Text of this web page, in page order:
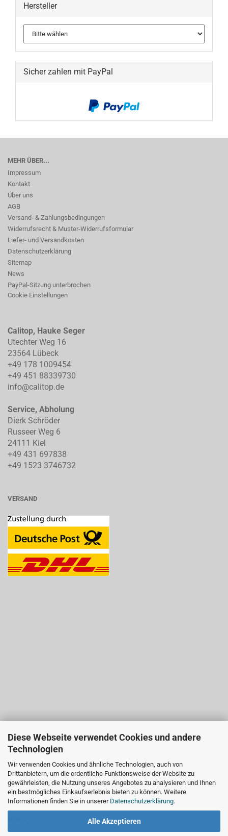
Diese Webseite verwendet Cookies und andere
Technologien
Wir verwenden Cookies und ähnliche Technologien, auch von
Drittanbietern, um die ordentliche Funktionsweise der Website zu
gewährleisten, die Nutzung unseres Angebotes zu analysieren und Ihnen
ein bestmögliches Einkaufserlebnis bieten zu können. Weitere
Informationen finden Sie in unserer Datenschutzerklärung.
Alle Akzeptieren
Hersteller
Sicher zahlen mit PayPal
MEHR ÜBER...
Impressum
Kontakt
Über uns
AGB
Versand- & Zahlungsbedingungen
Widerrufsrecht & Muster-Widerrufsformular
Liefer- und Versandkosten
Datenschutzerklärung
Sitemap
News
PayPal-Sitzung unterbrochen
Cookie Einstellungen
Calitop, Hauke Seger
Utechter Weg 16
23564 Lübeck
+49 178 1009454
+49 451 88339730
info@calitop.de
Service, Abholung
Dierk Schröder
Russeer Weg 6
24111 Kiel
+49 431 697838
+49 1523 3746732
VERSAND